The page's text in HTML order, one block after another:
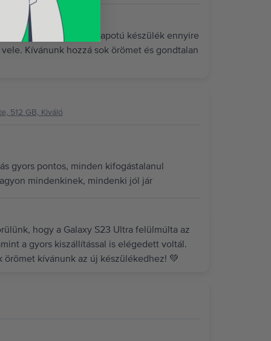
hogy a kiváló állapotú készülék ennyire
Kívánunk hozzá sok örömet és gondtalan
512 GB, Kiváló
gyors pontos, minden kifogástalanul
mindenkinek, mindenki jól jár
hogy a Galaxy S23 Ultra felülmúlta az
a gyors kiszállítással is elégedett voltál.
örömet kívánunk az új készülékedhez! 💚